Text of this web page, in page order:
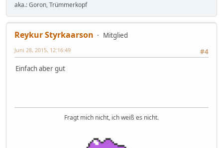
aka.: Goron, Trümmerkopf
Reykur Styrkaarson
Mitglied
#4
Juni 28, 2015, 12:16:49
Einfach aber gut
Fragt mich nicht, ich weiß es nicht.